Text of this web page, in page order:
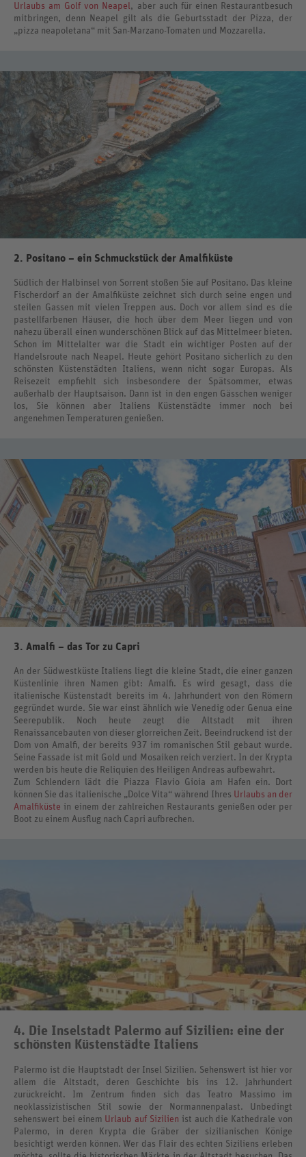
Urlaubs am Golf von Neapel , aber auch für einen Restaurantbesuch
mitbringen, denn Neapel gilt als die Geburtsstadt der Pizza, der
„pizza neapoletana“ mit San-Marzano-Tomaten und Mozzarella.
2. Positano – ein Schmuckstück der Amalfiküste
Südlich der Halbinsel von Sorrent stoßen Sie auf Positano. Das kleine
Fischerdorf an der Amalfiküste zeichnet sich durch seine engen und
steilen Gassen mit vielen Treppen aus. Doch vor allem sind es die
pastellfarbenen Häuser, die hoch über dem Meer liegen und von
nahezu überall einen wunderschönen Blick auf das Mittelmeer bieten.
Schon im Mittelalter war die Stadt ein wichtiger Posten auf der
Handelsroute nach Neapel. Heute gehört Positano sicherlich zu den
schönsten Küstenstädten Italiens, wenn nicht sogar Europas. Als
Reisezeit empfiehlt sich insbesondere der Spätsommer, etwas
außerhalb der Hauptsaison. Dann ist in den engen Gässchen weniger
los, Sie können aber Italiens Küstenstädte immer noch bei
angenehmen Temperaturen genießen.
3. Amalfi – das Tor zu Capri
An der Südwestküste Italiens liegt die kleine Stadt, die einer ganzen
Küstenlinie ihren Namen gibt: Amalfi. Es wird gesagt, dass die
italienische Küstenstadt bereits im 4. Jahrhundert von den Römern
gegründet wurde. Sie war einst ähnlich wie Venedig oder Genua eine
Seerepublik. Noch heute zeugt die Altstadt mit ihren
Renaissancebauten von dieser glorreichen Zeit. Beeindruckend ist der
Dom von Amalfi, der bereits 937 im romanischen Stil gebaut wurde.
Seine Fassade ist mit Gold und Mosaiken reich verziert. In der Krypta
werden bis heute die Reliquien des Heiligen Andreas aufbewahrt.
Zum Schlendern lädt die Piazza Flavio Gioia am Hafen ein. Dort
können Sie das italienische „Dolce Vita“ während Ihres Urlaubs an der
Amalfiküste in einem der zahlreichen Restaurants genießen oder per
Boot zu einem Ausflug nach Capri aufbrechen.
4. Die Inselstadt Palermo auf Sizilien: eine der
schönsten Küstenstädte Italiens
Palermo ist die Hauptstadt der Insel Sizilien. Sehenswert ist hier vor
allem die Altstadt, deren Geschichte bis ins 12. Jahrhundert
zurückreicht. Im Zentrum finden sich das Teatro Massimo im
neoklassizistischen Stil sowie der Normannenpalast. Unbedingt
sehenswert bei einem Urlaub auf Sizilien ist auch die Kathedrale von
Palermo, in deren Krypta die Gräber der sizilianischen Könige
besichtigt werden können. Wer das Flair des echten Siziliens erleben